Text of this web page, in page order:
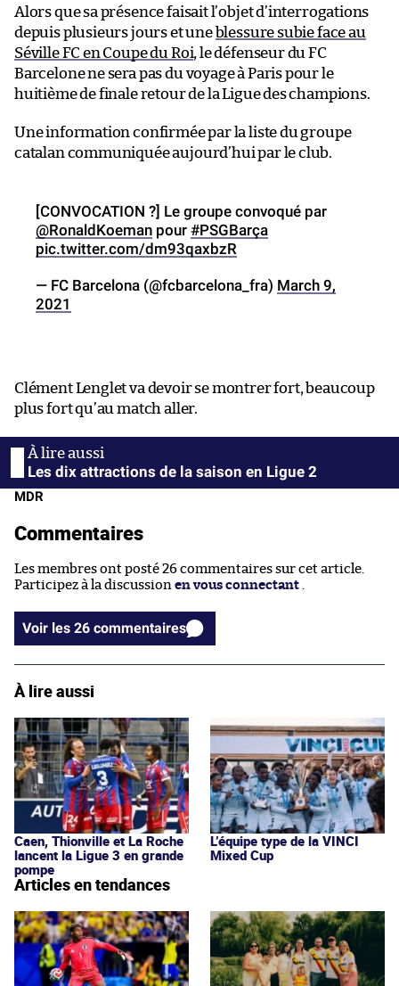
Alors que sa présence faisait l’objet d’interrogations
depuis plusieurs jours et uneblessure subie face au
Séville FC en Coupe du Roi, le défenseur du FC
Barcelone ne sera pas du voyage à Paris pour le
huitième de finale retour de la Ligue des champions.
Une information confirmée par la liste du groupe
catalan communiquée aujourd’hui par le club.
[CONVOCATION ?] Le groupe convoqué par
@RonaldKoeman pour #PSGBarça
pic.twitter.com/dm93qaxbzR
— FC Barcelona (@fcbarcelona_fra) March 9,
2021
Clément Lenglet va devoir se montrer fort, beaucoup
plus fort qu’au match aller.
Les dix attractions de la saison en Ligue 2
MDR
Commentaires
Les membres ont posté 26 commentaires sur cet article.
Participez à la discussion en vous connectant
Voir les 26 commentaires
À lire aussi
Caen, Thionville et La Roche
lancent la Ligue 3 en grande
pompe
L’équipe type de la VINCI
Mixed Cup
Articles en tendances